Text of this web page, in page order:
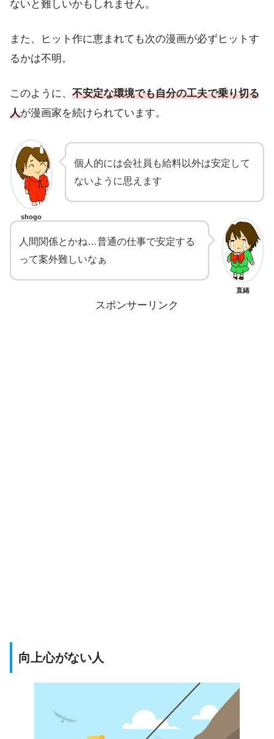
ないと難しいかもしれません。
また、ヒット作に恵まれても次の漫画が必ずヒットす
るかは不明。
このように、 不安定な環境でも自分の工夫で乗り切る
人が漫画家を続けられています。
shogo
個人的には会社員も給料以外は安定して
ないように思えます
直緒
人間関係とかね…普通の仕事で安定する
って案外難しいなぁ
スポンサーリンク
向上心がない人